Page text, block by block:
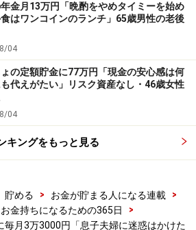
しています。日経225の株式も世界
ので伸びます」と分析します。
「月の投資額をさっそく増やしたい
した。
ードを募集中です。エピソードの
ギフト券3000円分プレゼント
ーーーーーー
金月13万円「晩酌をやめタイミーを始め
はワンコインのランチ」65歳男性の老後
04
の定額貯金に77万円「現金の安心感は何
代えがたい」リスク資産なし・46歳女性
04
キングをもっと見る
貯める > お金が貯まる人になる連載
>
金持ちになるための365日
>
毎月3万3000円「息子夫婦に迷惑はかけた